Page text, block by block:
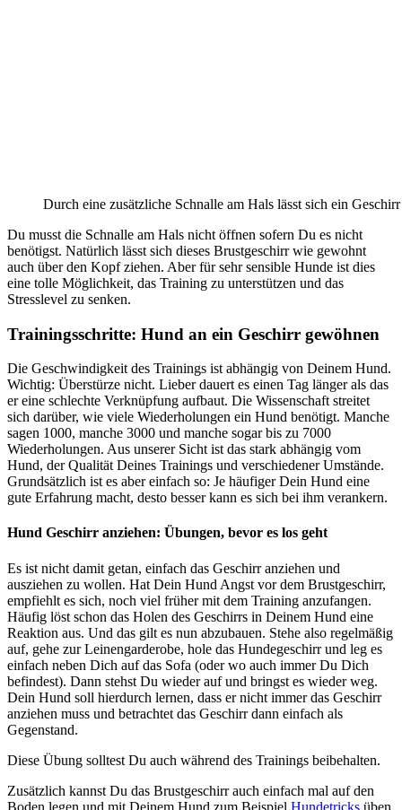
Durch eine zusätzliche Schnalle am Hals lässt sich ein
Du musst die Schnalle am Hals nicht öffnen sofern Du es nicht
benötigst. Natürlich lässt sich dieses Brustgeschirr wie gewohnt
auch über den Kopf ziehen. Aber für sehr sensible Hunde ist dies
eine tolle Möglichkeit, das Training zu unterstützen und das
Stresslevel zu senken.
Trainingsschritte: Hund an ein Geschirr gewöhnen
Die Geschwindigkeit des Trainings ist abhängig von Deinem Hund.
Wichtig: Überstürze nicht. Lieber dauert es einen Tag länger als das
er eine schlechte Verknüpfung aufbaut. Die Wissenschaft streitet
sich darüber, wie viele Wiederholungen ein Hund benötigt. Manche
sagen 1000, manche 3000 und manche sogar bis zu 7000
Wiederholungen. Aus unserer Sicht ist das stark abhängig vom
Hund, der Qualität Deines Trainings und verschiedener Umstände.
Grundsätzlich ist es aber einfach so: Je häufiger Dein Hund eine
gute Erfahrung macht, desto besser kann es sich bei ihm verankern.
Hund Geschirr anziehen: Übungen, bevor es los geht
Es ist nicht damit getan, einfach das Geschirr anziehen und
ausziehen zu wollen. Hat Dein Hund Angst vor dem Brustgeschirr,
empfiehlt es sich, noch viel früher mit dem Training anzufangen.
Häufig löst schon das Holen des Geschirrs in Deinem Hund eine
Reaktion aus. Und das gilt es nun abzubauen. Stehe also regelmäßig
auf, gehe zur Leinengarderobe, hole das Hundegeschirr und leg es
einfach neben Dich auf das Sofa (oder wo auch immer Du Dich
befindest). Dann stehst Du wieder auf und bringst es wieder weg.
Dein Hund soll hierdurch lernen, dass er nicht immer das Geschirr
anziehen muss und betrachtet das Geschirr dann einfach als
Gegenstand.
Diese Übung solltest Du auch während des Trainings beibehalten.
Zusätzlich kannst Du das Brustgeschirr auch einfach mal auf den
Boden legen und mit Deinem Hund zum Beispiel Hundetricks üben.